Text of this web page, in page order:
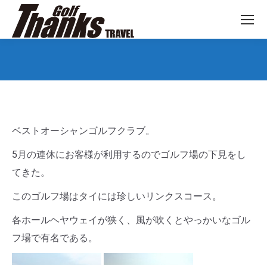
ベストオーシャンゴルフクラブ。
5月の連休にお客様が利用するのでゴルフ場の下見をし
てきた。
このゴルフ場はタイには珍しいリンクスコース。
各ホールヘヤウェイが狭く、風が吹くとやっかいなゴル
フ場で有名である。